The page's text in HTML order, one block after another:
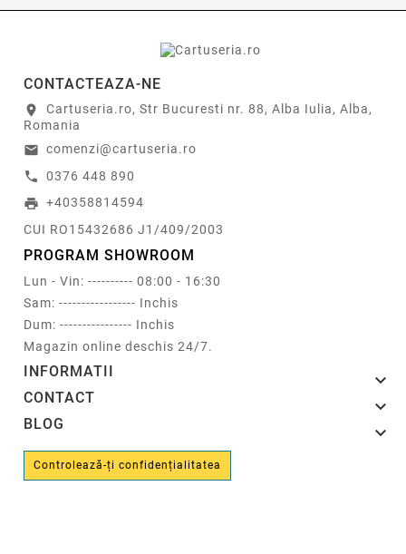
CONTACTEAZA-NE
location_on
Cartuseria.ro, Str Bucuresti nr. 88, Alba Iulia, Alba,
Romania
email comenzi@cartuseria.ro
call 0376 448 890
print +40358814594
CUI RO15432686 J1/409/2003
PROGRAM SHOWROOM
Lun - Vin: ---------- 08:00 - 16:30
Sam: ----------------- Inchis
Dum: ---------------- Inchis
Magazin online deschis 24/7.
INFORMATII 
CONTACT 
BLOG 
Controlează-ți confidențialitatea